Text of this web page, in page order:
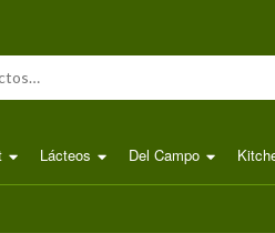
Lácteos Del Campo